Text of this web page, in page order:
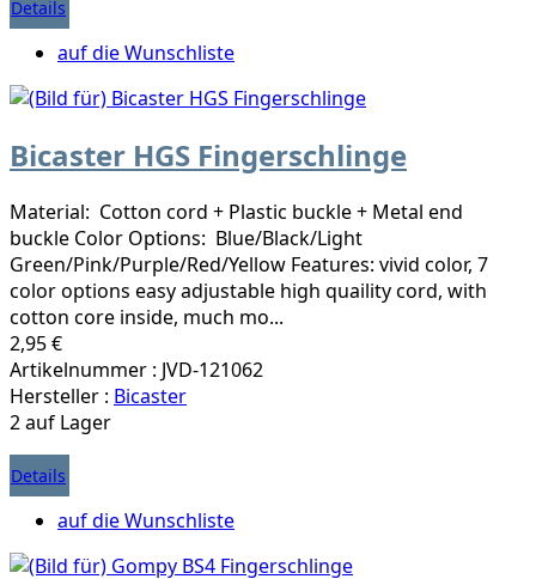
Details
auf die Wunschliste
Bicaster HGS Fingerschlinge
Material: Cotton cord + Plastic buckle + Metal end
buckle Color Options: Blue/Black/Light
Green/Pink/Purple/Red/Yellow Features: vivid color, 7
color options easy adjustable high quaility cord, with
cotton core inside, much mo...
2,95 €
Artikelnummer : JVD-121062
Hersteller : Bicaster
2 auf Lager
Details
auf die Wunschliste